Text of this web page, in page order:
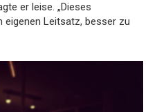
er leise. „Dieses
eigenen Leitsatz, besser zu